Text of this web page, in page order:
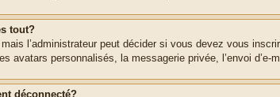
tout?
l’administrateur peut décider si vous devez vous
avatars personnalisés, la messagerie privée, l’envoi
déconnecté?